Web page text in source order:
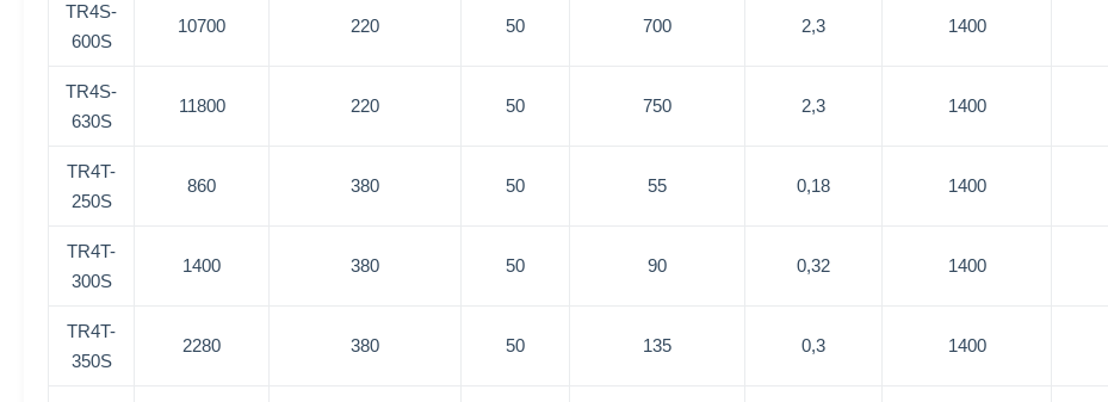
TR4S-
600S
10700 220 50 700 2,3 1400
TR4S-
630S
11800 220 50 750 2,3 1400
TR4T-
250S
860 380 50 55 0,18 1400
TR4T-
300S
1400 380 50 90 0,32 1400
TR4T-
350S
2280 380 50 135 0,3 1400